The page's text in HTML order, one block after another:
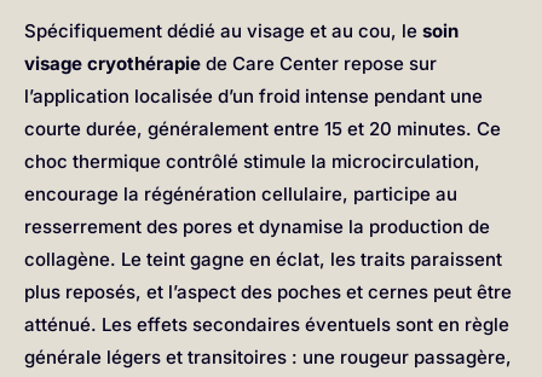
Spécifiquement dédié au visage et au cou, le soin
visage cryothérapie de Care Center repose sur
l’application localisée d’un froid intense pendant une
courte durée, généralement entre 15 et 20 minutes. Ce
choc thermique contrôlé stimule la microcirculation,
encourage la régénération cellulaire, participe au
resserrement des pores et dynamise la production de
collagène. Le teint gagne en éclat, les traits paraissent
plus reposés, et l’aspect des poches et cernes peut être
atténué. Les effets secondaires éventuels sont en règle
générale légers et transitoires : une rougeur passagère,